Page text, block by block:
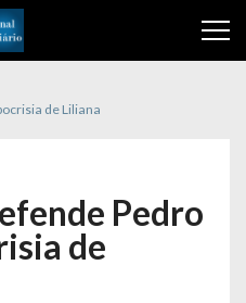
de Liliana
Pedro
de